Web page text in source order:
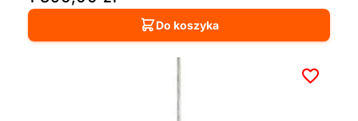
Do koszyka